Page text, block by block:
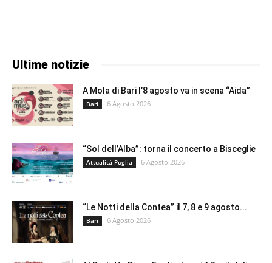
Ultime notizie
A Mola di Bari l’8 agosto va in scena “Aida”
Bari 6 Agosto 2026
“Sol dell’Alba”: torna il concerto a Bisceglie
Attualità Puglia 6 Agosto 2026
“Le Notti della Contea” il 7, 8 e 9 agosto...
Bari 6 Agosto 2026